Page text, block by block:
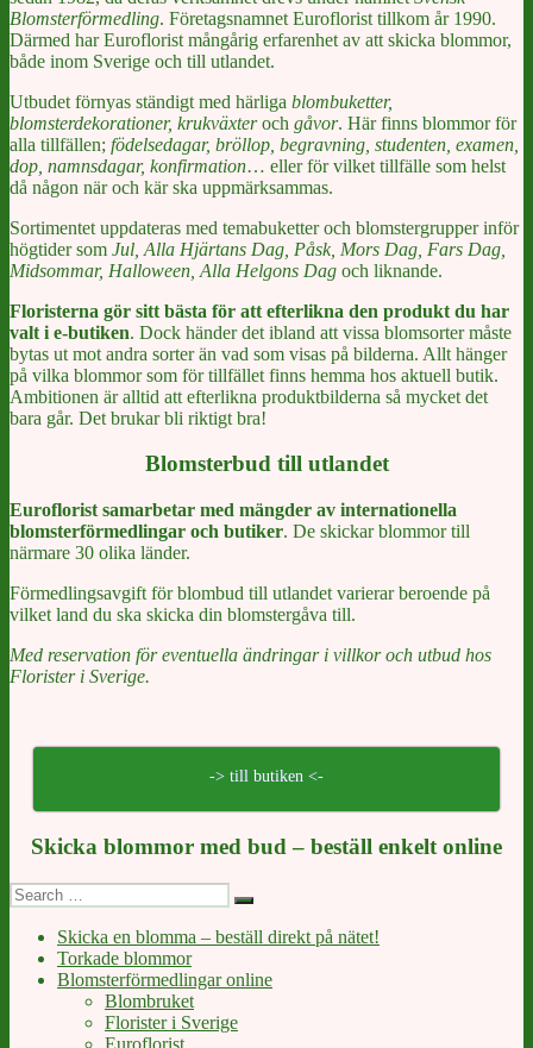
Blomsterförmedling. Företagsnamnet Euroflorist tillkom år 1990.
Därmed har Euroflorist mångårig erfarenhet av att skicka blommor,
både inom Sverige och till utlandet.
Utbudet förnyas ständigt med härliga blombuketter,
blomsterdekorationer, krukväxteroch gåvor. Här finns blommor för
alla tillfällen; födelsedagar, bröllop, begravning, studenten, examen,
dop, namnsdagar, konfirmation… eller för vilket tillfälle som helst
då någon när och kär ska uppmärksammas.
Sortimentet uppdateras med temabuketter och blomstergrupper inför
högtider som Jul, Alla Hjärtans Dag, Påsk, Mors Dag, Fars Dag,
Midsommar, Halloween, Alla Helgons Dag och liknande.
Floristerna gör sitt bästa för att efterlikna den produkt du har
valt i e-butiken. Dock händer det ibland att vissa blomsorter måste
bytas ut mot andra sorter än vad som visas på bilderna. Allt hänger
på vilka blommor som för tillfället finns hemma hos aktuell butik.
Ambitionen är alltid att efterlikna produktbilderna så mycket det
bara går. Det brukar bli riktigt bra!
Blomsterbud till utlandet
Euroflorist samarbetar med mängder av internationella
blomsterförmedlingar och butiker. De skickar blommor till
närmare 30 olika länder.
Förmedlingsavgift för blombud till utlandet varierar beroende på
vilket land du ska skicka din blomstergåva till.
Med reservation för eventuella ändringar i villkor och utbud hos
Florister i Sverige.
-> till butiken <-
Skicka blommor med bud – beställ enkelt online
Search
for:
Search
Skicka en blomma – beställ direkt på nätet!
Torkade blommor
Blomsterförmedlingar online
Blombruket
Florister i Sverige
Euroflorist